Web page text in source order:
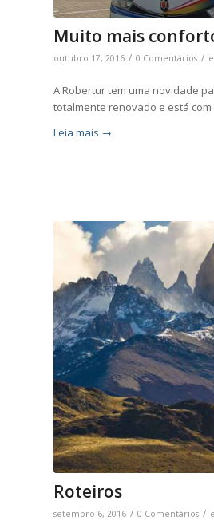
Muito mais
outubro 17, 2016 / 0 Comentários /
A Robertur tem uma novidade
totalmente renovado e está
Leia mais →
Roteiros
setembro 6, 2016 / 0 Comentários /